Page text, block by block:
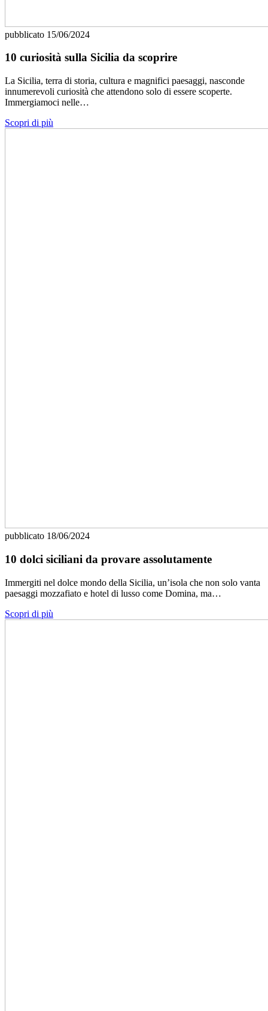
pubblicato 15/06/2024
10 curiosità sulla Sicilia da scoprire
La Sicilia, terra di storia, cultura e magnifici paesaggi, nasconde
innumerevoli curiosità che attendono solo di essere scoperte.
Immergiamoci nelle…
Scopri di più
pubblicato 18/06/2024
10 dolci siciliani da provare assolutamente
Immergiti nel dolce mondo della Sicilia, un’isola che non solo vanta
paesaggi mozzafiato e hotel di lusso come Domina, ma…
Scopri di più